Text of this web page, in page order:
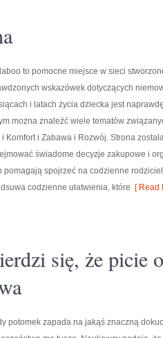
to pomocne miejsce w sieci
wskazówek dotyczących
i latach życia dziecka jest
można znaleźć wiele tematów
i Komfort i Zabawa i Rozwój. Strona
świadome decyzje zakupowe i
spojrzeć na codzienne
codzienne ułatwienia, które [ Read
się, że picie
potomek zapada na jakąś znaczną